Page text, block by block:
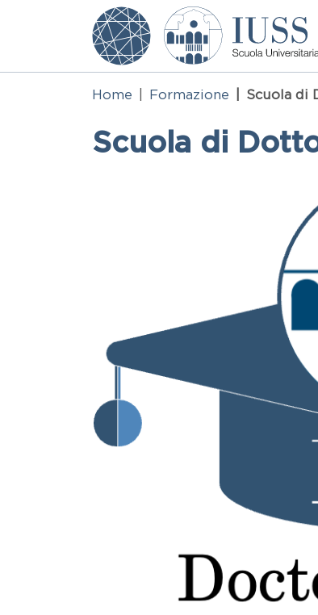
Salta al contenuto principale
Home Formazione Scuola di
Scuola di